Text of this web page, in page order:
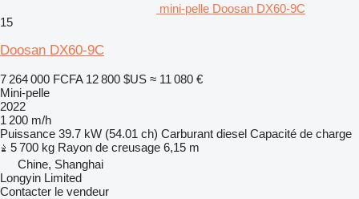
mini-pelle Doosan DX60-9C
15
Doosan DX60-9C
7 264 000 FCFA 12 800 $US ≈ 11 080 €
Mini-pelle
2022
1 200 m/h
Puissance 39.7 kW (54.01 ch) Carburant diesel Capacité de charge
5 700 kg Rayon de creusage 6,15 m
Chine, Shanghai
Longyin Limited
Contacter le vendeur